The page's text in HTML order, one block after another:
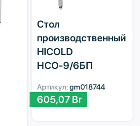
Стол
производственный
HICOLD
НСО-9/6БП
Артикул: gm018744
605,07 Br